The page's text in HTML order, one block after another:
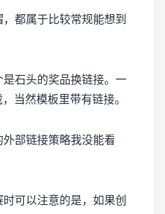
都属于比较常规能想到
石头的奖品换链接。一
当然模板里带有链接。
部链接策略我没能看
可以注意的是，如果创